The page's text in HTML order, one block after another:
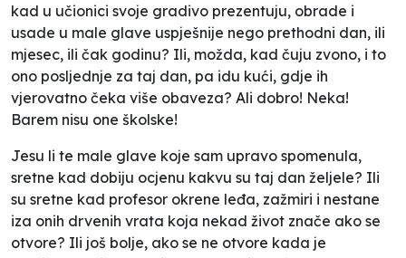
kad u učionici svoje gradivo prezentuju, obrade i
usade u male glave uspješnije nego prethodni dan, ili
mjesec, ili čak godinu? Ili, možda, kad čuju zvono, i to
ono posljednje za taj dan, pa idu kući, gdje ih
vjerovatno čeka više obaveza? Ali dobro! Neka!
Barem nisu one školske!
Jesu li te male glave koje sam upravo spomenula,
sretne kad dobiju ocjenu kakvu su taj dan željele? Ili
su sretne kad profesor okrene leđa, zažmiri i nestane
iza onih drvenih vrata koja nekad život znače ako se
otvore? Ili još bolje, ako se ne otvore kada je